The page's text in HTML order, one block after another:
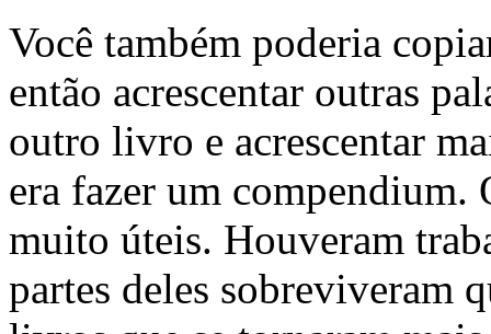
Você também poderia
então acrescentar outras
outro livro e acrescentar
era fazer um compendium.
muito úteis. Houveram
partes deles sobreviveram